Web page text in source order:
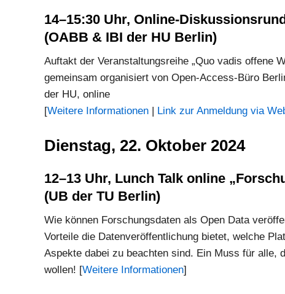
14–15:30 Uhr, Online-
(OABB & IBI der HU Berlin)
Auftakt der Veranstaltungsreihe „Quo vadis offene
gemeinsam organisiert von Open-Access-Büro
der HU, online
[Weitere Informationen | Link zur Anmeldung via
Dienstag, 22. Oktober 2024
12–13 Uhr, Lunch Talk online
(UB der TU Berlin)
Wie können Forschungsdaten als Open Data
Vorteile die Datenveröffentlichung bietet, welche
Aspekte dabei zu beachten sind. Ein Muss für alle,
wollen! [Weitere Informationen]